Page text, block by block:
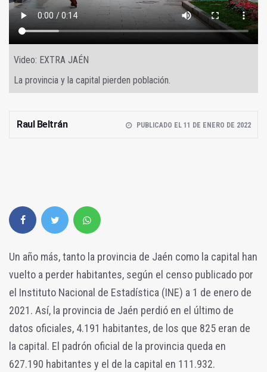
Video: EXTRA JAÉN
La provincia y la capital pierden población.
Raul Beltrán PUBLICADO EL 11 DE ENERO DE 2022
Un año más, tanto la provincia de Jaén como la capital han
vuelto a perder habitantes, según el censo publicado por
el Instituto Nacional de Estadística (INE) a 1 de enero de
2021. Así, la provincia de Jaén perdió en el último de
datos oficiales, 4.191 habitantes, de los que 825 eran de
la capital. El padrón oficial de la provincia queda en
627.190 habitantes y el de la capital en 111.932.